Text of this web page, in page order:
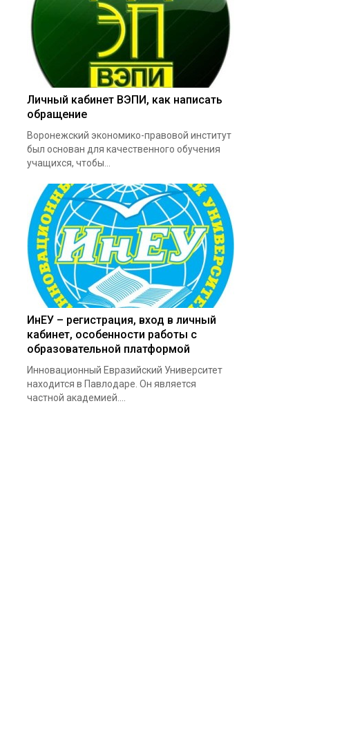
Личный кабинет ВЭПИ, как написать
обращение
Воронежский экономико-правовой институт
был основан для качественного обучения
учащихся, чтобы...
ИнЕУ – регистрация, вход в личный
кабинет, особенности работы с
образовательной платформой
Инновационный Евразийский Университет
находится в Павлодаре. Он является
частной академией....